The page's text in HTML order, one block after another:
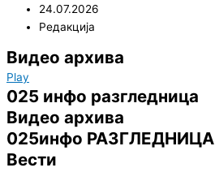
24.07.2026
Редакција
Видео архива
Play
025 инфо разгледница
Видео архива
025инфо РАЗГЛЕДНИЦА
Вести